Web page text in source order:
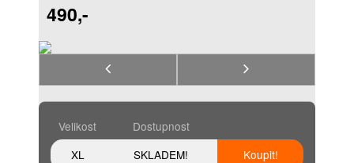
490,-
Velikost
Dostupnost
XL
SKLADEM! Koupit!